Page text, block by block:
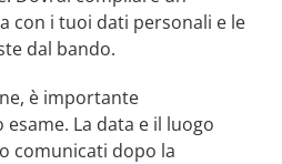
con i tuoi dati personali e le
dal bando.
è importante
La data e il luogo
comunicati dopo la